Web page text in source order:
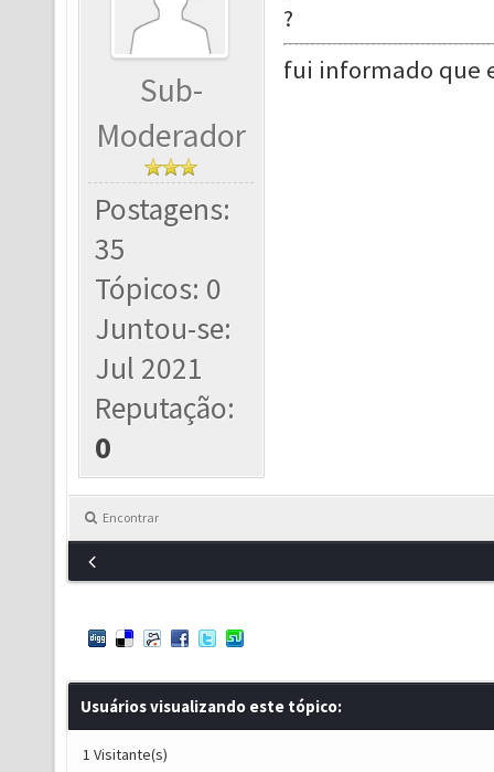
Sub-
Moderador
Postagens:
35
Tópicos: 0
Juntou-se:
Jul 2021
Reputação:
0
?
fui informado que
Encontrar
Usuários visualizando este tópico:
1 Visitante(s)